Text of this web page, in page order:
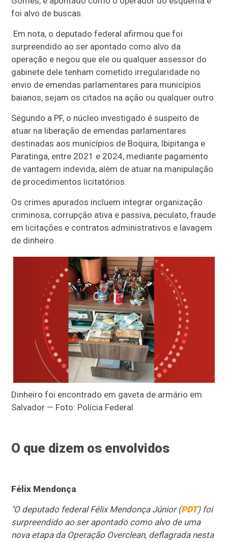
foi alvo de buscas.
Em nota, o deputado federal afirmou que foi
surpreendido ao ser apontado como alvo da
operação e negou que ele ou qualquer assessor do
gabinete dele tenham cometido irregularidade no
envio de emendas parlamentares para municípios
baianos, sejam os citados na ação ou qualquer outro
Segundo a PF, o núcleo investigado é suspeito de
atuar na liberação de emendas parlamentares
destinadas aos municípios de Boquira, Ibipitanga e
Paratinga, entre 2021 e 2024, mediante pagamento
de vantagem indevida, além de atuar na manipulação
de procedimentos licitatórios.
Os crimes apurados incluem integrar organização
criminosa, corrupção ativa e passiva, peculato, fraude
em licitações e contratos administrativos e lavagem
de dinheiro.
Dinheiro foi encontrado em gaveta de armário em
Salvador — Foto: Polícia Federal
O que dizem os envolvidos
Félix Mendonça
"O deputado federal Félix Mendonça Júnior (PDT) foi
surpreendido ao ser apontado como alvo de uma
nova etapa da Operação Overclean, deflagrada nesta